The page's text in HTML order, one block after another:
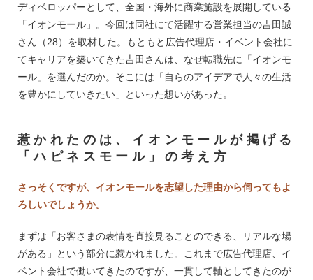
ディベロッパーとして、全国・海外に商業施設を展開している
「イオンモール」。今回は同社にて活躍する営業担当の吉田誠
さん（28）を取材した。もともと広告代理店・イベント会社に
てキャリアを築いてきた吉田さんは、なぜ転職先に「イオンモ
ール」を選んだのか。そこには「自らのアイデアで人々の生活
を豊かにしていきたい」といった想いがあった。
惹かれたのは、イオンモールが掲げる
「ハピネスモール」の考え方
さっそくですが、イオンモールを志望した理由から伺ってもよ
ろしいでしょうか。
まずは「お客さまの表情を直接見ることのできる、リアルな場
がある」という部分に惹かれました。これまで広告代理店、イ
ベント会社で働いてきたのですが、一貫して軸としてきたのが